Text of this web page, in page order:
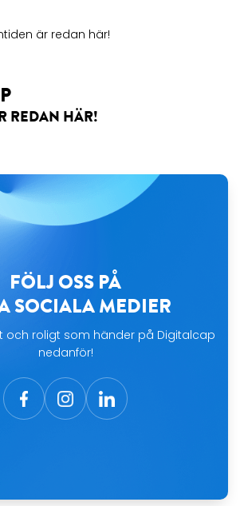
är redan här!
REDAN HÄR!
FÖLJ OSS PÅ
SOCIALA MEDIER
och roligt som händer på Digitalcap
nedanför!